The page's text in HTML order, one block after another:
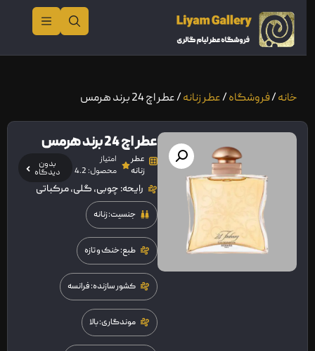
خانه/فروشگاه/عطر زنانه/ عطر اچ 24 برند هرمس
عطر اچ 24 برند هرمس
عطر
زنانه
امتیاز
محصول: 4.2
بدون
دیدگاه
رایحه: چوبی، گلی، مرکباتی
جنسیت: زنانه
طبع: خنک و تازه
کشور سازنده: فرانسه
موندگاری: بالا